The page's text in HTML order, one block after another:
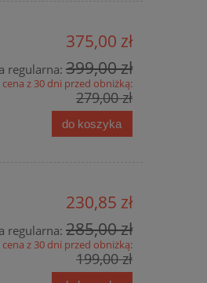
375,00 zł
regularna: 399,00 zł
cena z 30 dni przed obniżką:
279,00 zł
do koszyka
230,85 zł
regularna: 285,00 zł
cena z 30 dni przed obniżką:
199,00 zł